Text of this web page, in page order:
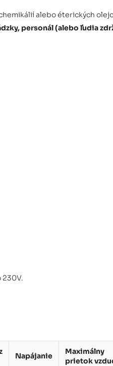
alebo éterických
personál (alebo ľudia
230V.
Napájanie
Maximálny
prietok